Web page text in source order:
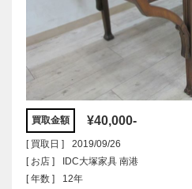
買取金額 ¥40,000-
[ 買取日 ]
2019/09/26
[ お店 ]
IDC大塚家具 南港
[ 年数 ]
12年